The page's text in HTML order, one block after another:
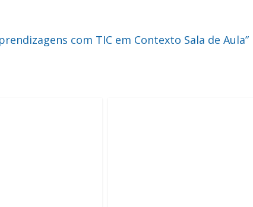
com TIC em Contexto Sala de Aula”